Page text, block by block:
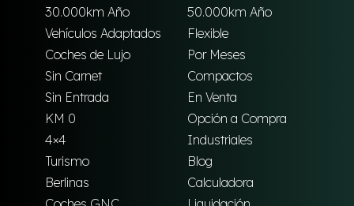
30.000km Año
50.000km Año
Vehículos Adaptados
Flexible
Coches de Lujo
Por Meses
Sin Carnet
Compactos
Sin Entrada
En Venta
KM 0
Opción a Compra
4×4
Industriales
Turismo
Blog
Berlinas
Calculadora